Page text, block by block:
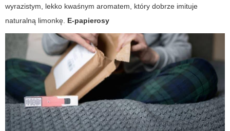
wyrazistym, lekko kwaśnym aromatem, który dobrze imituje
naturalną limonkę. E-papierosy